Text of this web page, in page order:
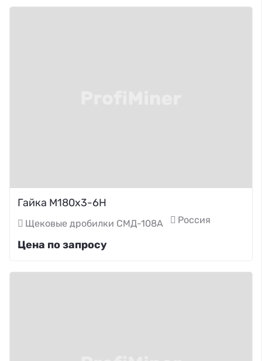
Гайка М180х3-6Н
Щековые дробилки СМД-108А Россия
Цена по запросу